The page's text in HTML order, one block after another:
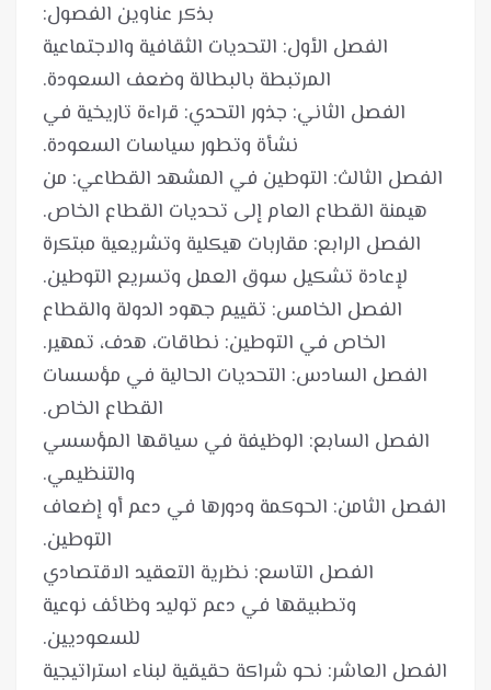
الفصل الأول: التحديات الثقافية والاجتماعية
الفصل الثاني: جذور التحدي: قراءة تاريخية في
الفصل الثالث: التوطين في المشهد القطاعي: من
الفصل الرابع: مقاربات هيكلية وتشريعية مبتكرة
الفصل الخامس: تقييم جهود الدولة والقطاع
الفصل السادس: التحديات الحالية في مؤسسات
الفصل السابع: الوظيفة في سياقها المؤسسي
الفصل الثامن: الحوكمة ودورها في دعم أو إضعاف
الفصل التاسع: نظرية التعقيد الاقتصادي
وتطبيقها في دعم توليد وظائف نوعية
الفصل العاشر: نحو شراكة حقيقية لبناء استراتيجية